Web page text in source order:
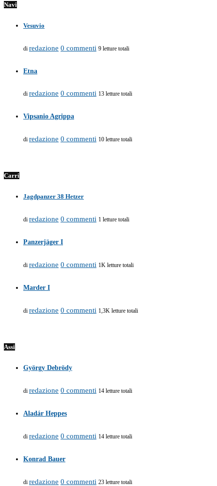
Navi
Vesuvio
di redazione 0 commenti 9 letture totali
Etna
di redazione 0 commenti 13 letture totali
Vipsanio Agrippa
di redazione 0 commenti 10 letture totali
Carri
Jagdpanzer 38 Hetzer
di redazione 0 commenti 1 letture totali
Panzerjäger I
di redazione 0 commenti 1K letture totali
Marder I
di redazione 0 commenti 1,3K letture totali
Assi
György Debrödy
di redazione 0 commenti 14 letture totali
Aladár Heppes
di redazione 0 commenti 14 letture totali
Konrad Bauer
di redazione 0 commenti 23 letture totali